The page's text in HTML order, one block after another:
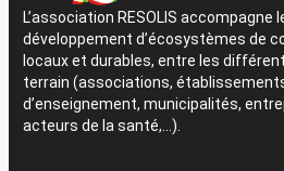
L’association RESOLIS accompagne
développement d’écosystèmes de
locaux et durables, entre les
terrain (associations,
d’enseignement, municipalités,
acteurs de la santé,…).